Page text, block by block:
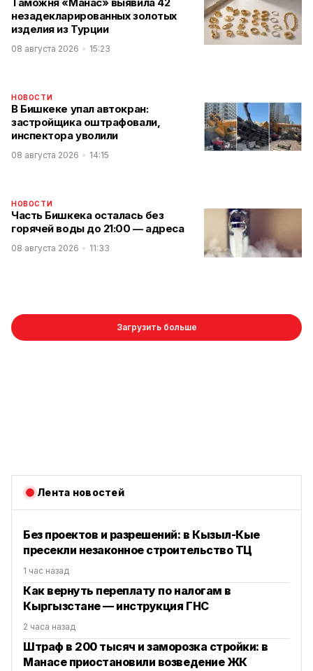
незадекларированных золотых
изделия из Турции
08 августа 2026 15:23
НОВОСТИ
В Бишкеке упал автокран:
застройщика оштрафовали,
инспектора уволили
08 августа 2026 14:15
НОВОСТИ
Часть Бишкека осталась без
горячей воды до 21:00 — адреса
08 августа 2026 11:33
Загрузить больше
Лента новостей
Без проектов и разрешений: в Кызыл-Кые
пресекли незаконное строительство ТЦ
1 час назад
Как вернуть переплату по налогам в
Кыргызстане — инструкция ГНС
2 часа назад
Штраф в 200 тысяч и заморозка стройки: в
Манасе приостановили возведение ЖК